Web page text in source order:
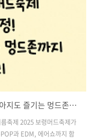
2025 보령머드축제 일정 확정! 강아지도 즐기는 멍드존까지 총정리
축제 2025 보령머드축제가
과 EDM, 에어쇼까지 함